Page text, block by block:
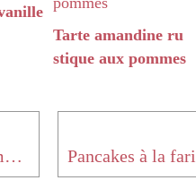
Tarte amandine ru
stique aux pommes
Pancakes à la banane et aux amandes {sans oeufs mais avec gourmandise}